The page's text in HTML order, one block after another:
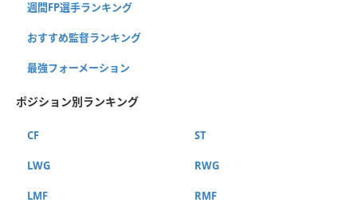
週間FP選手ランキング
おすすめ監督ランキング
最強フォーメーション
ポジション別ランキング
CF ST
LWG RWG
LMF RMF